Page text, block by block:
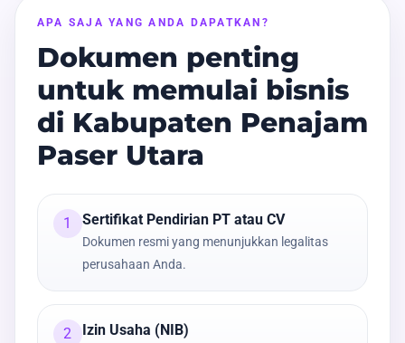
APA SAJA YANG ANDA DAPATKAN?
Dokumen penting
untuk memulai bisnis
di Kabupaten Penajam
Paser Utara
1 Sertifikat Pendirian PT atau CV
Dokumen resmi yang menunjukkan legalitas
perusahaan Anda.
2 Izin Usaha (NIB)